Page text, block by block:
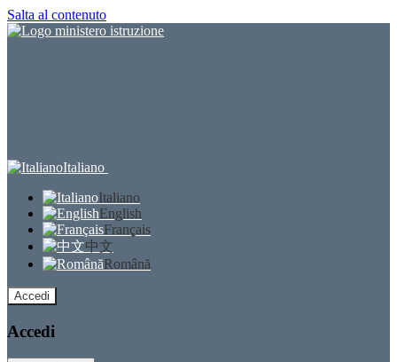
Salta al contenuto
Italiano
Italiano
English
Français
中文
Română
Accedi
Accedi